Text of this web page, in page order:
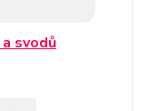
svodů